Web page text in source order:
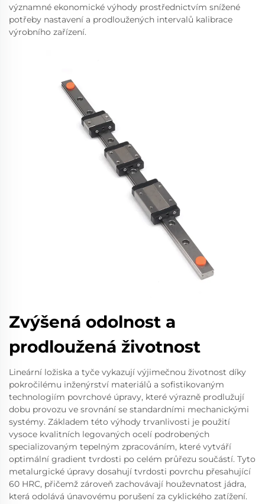
významné ekonomické výhody prostřednictvím snížené
potřeby nastavení a prodloužených intervalů kalibrace
výrobního zařízení.
Zvýšená odolnost a
prodloužená životnost
Lineární ložiska a tyče vykazují výjimečnou životnost díky
pokročilému inženýrství materiálů a sofistikovaným
technologiím povrchové úpravy, které výrazně prodlužují
dobu provozu ve srovnání se standardními mechanickými
systémy. Základem této výhody trvanlivosti je použití
vysoce kvalitních legovaných ocelí podrobených
specializovaným tepelným zpracováním, které vytváří
optimální gradient tvrdosti po celém průřezu součástí. Tyto
metalurgické úpravy dosahují tvrdosti povrchu přesahující
60 HRC, přičemž zároveň zachovávají houževnatost jádra,
která odolává únavovému porušení za cyklického zatížení.